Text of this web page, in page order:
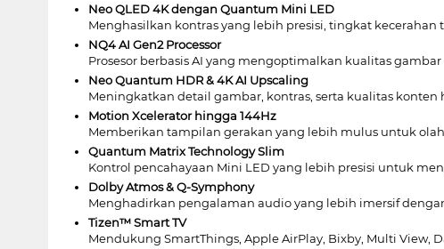
Neo QLED 4K dengan Quantum Mini LED
Menghasilkan kontras yang lebih presisi, tingkat
NQ4 AI Gen2 Processor
Prosesor berbasis AI yang mengoptimalkan kualitas gambar
Neo Quantum HDR & 4K AI Upscaling
Meningkatkan detail gambar, kontras, serta kualitas konten
Motion Xcelerator hingga 144Hz
Memberikan tampilan gerakan yang lebih mulus untuk
Quantum Matrix Technology Slim
Kontrol pencahayaan Mini LED yang lebih presisi untuk
Dolby Atmos & Q-Symphony
Menghadirkan pengalaman audio yang lebih imersif
Tizen™ Smart TV
Mendukung SmartThings, Apple AirPlay, Bixby, Multi View,